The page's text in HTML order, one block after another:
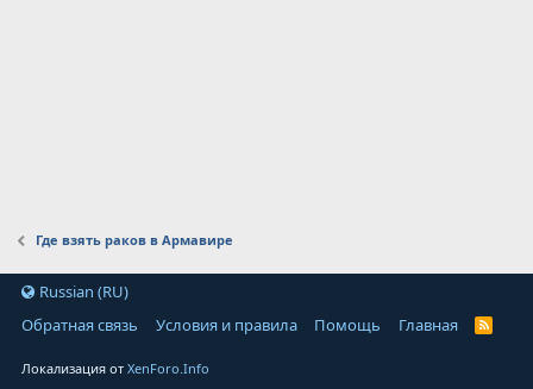
Где взять раков в Армавире
Russian (RU)
Обратная связь
Условия и правила Помощь Главная
Локализация отXenForo.Info